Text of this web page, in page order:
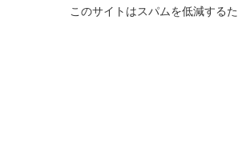
このサイトはスパムを低減する